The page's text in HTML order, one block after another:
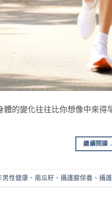
體的變化往往比你想像中來
繼續閱讀
男性健康 、 南瓜籽 、 攝護腺保養 、 攝